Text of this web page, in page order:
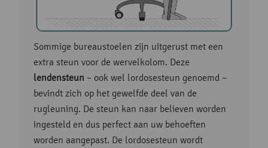
Sommige bureaustoelen zijn uitgerust met een
extra steun voor de wervelkolom. Deze
lendensteun – ook wel lordosesteun genoemd –
bevindt zich op het gewelfde deel van de
rugleuning. De steun kan naar believen worden
ingesteld en dus perfect aan uw behoeften
worden aangepast. De lordosesteun wordt